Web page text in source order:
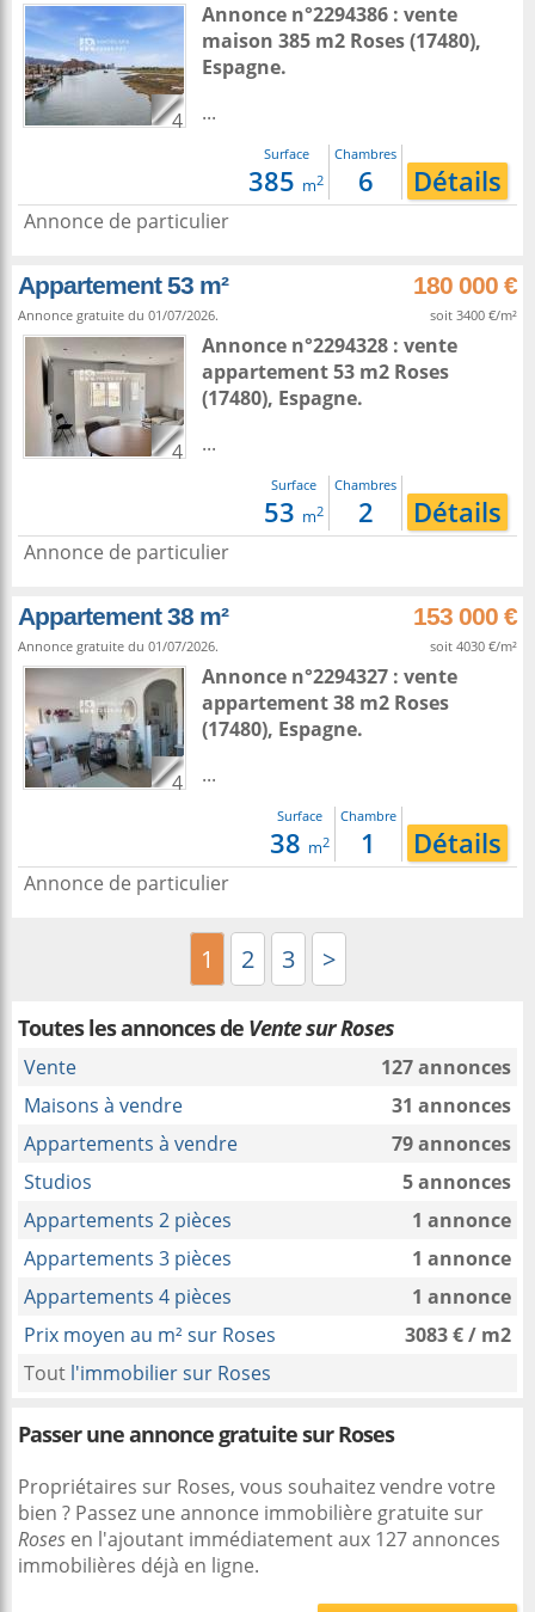
4
Annonce n°2294386 : vente
maison 385 m2 Roses(17480),
Espagne.
...
Surface
385 m2
Chambres
6 Détails
Annonce de particulier
Appartement 53 m² 180 000 €
Annonce gratuite du 01/07/2026. soit 3400 €/m²
4
Annonce n°2294328 : vente
appartement 53 m2 Roses
(17480), Espagne.
...
Surface
53 m2
Chambres
2 Détails
Annonce de particulier
Appartement 38 m² 153 000 €
Annonce gratuite du 01/07/2026. soit 4030 €/m²
4
Annonce n°2294327 : vente
appartement 38 m2 Roses
(17480), Espagne.
...
Surface
38 m2
Chambre
1 Détails
Annonce de particulier
1 2 3 >
Toutes les annonces de Vente sur Roses
Vente
127 annonces
Maisons à vendre
31 annonces
Appartements à vendre
79 annonces
Studios
5 annonces
Appartements 2 pièces
1 annonce
Appartements 3 pièces
1 annonce
Appartements 4 pièces
1 annonce
Prix moyen au m² sur Roses
3083 € / m2
Tout l'immobilier sur Roses
Passer une annonce gratuite sur Roses
Propriétaires sur Roses, vous souhaitez vendre votre
bien ? Passez une annonce immobilière gratuite sur
Roses en l'ajoutant immédiatement aux 127 annonces
immobilières déjà en ligne.